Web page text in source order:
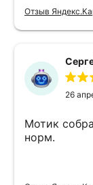
Отзыв
26
Мотик
норм.